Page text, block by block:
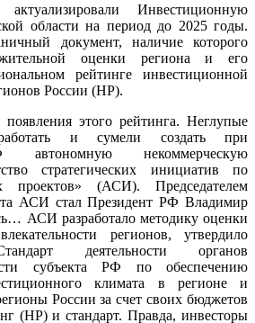
Инвестиционную
области на период до 2025 годы.
документ, наличие которого
оценки региона и его
рейтинге инвестиционной
России (НР).
появления этого рейтинга. Неглупые
и сумели создать при
автономную некоммерческую
стратегических инициатив по
проектов» (АСИ). Председателем
АСИ стал Президент РФ Владимир
АСИ разработало методику оценки
регионов, утвердило
деятельности органов
субъекта РФ по обеспечению
климата в регионе и
России за счет своих бюджетов
(НР) и стандарт. Правда, инвесторы